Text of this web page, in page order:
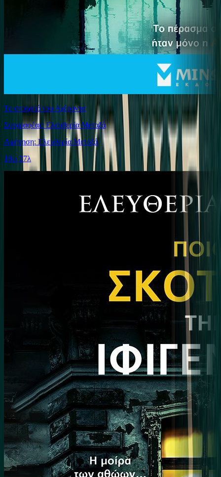
Το στοιχειό του Αχέροντα
Συγγραφέας: Ελευθερία Μεταξά
Αφήγηση: Ελευθερία Μεταξά
18ω 27λ